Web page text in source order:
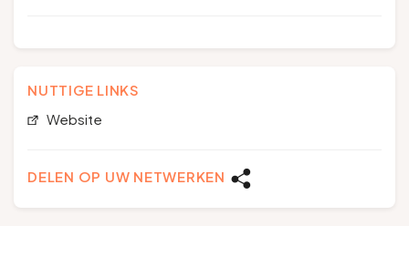
NUTTIGE LINKS
Website
DELEN OP UW NETWERKEN